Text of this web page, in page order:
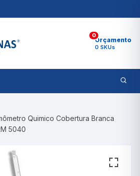
0
Orçamento
0 SKUs
Quimico Cobertura Branca
5040